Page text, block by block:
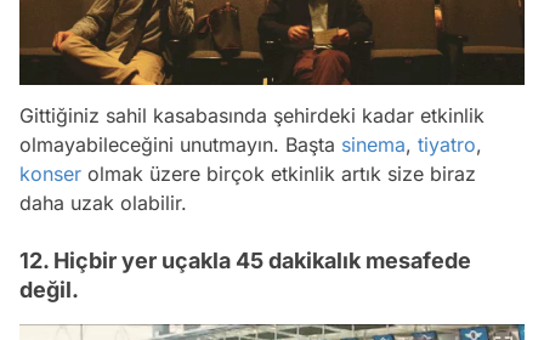
Gittiğiniz sahil kasabasında şehirdeki kadar etkinlik
olmayabileceğini unutmayın. Başta sinema, tiyatro,
konser olmak üzere birçok etkinlik artık size biraz
daha uzak olabilir.
12. Hiçbir yer uçakla 45 dakikalık mesafede
değil.